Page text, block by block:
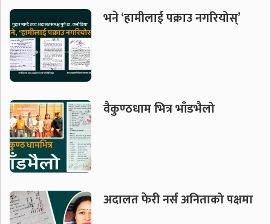
भने ‘हामीलाई पक्राउ नगरियोस्’
वैकुण्ठधाम भित्र भाँडभैलो
अदालत फेरी नर्स अनिताको पक्षमा